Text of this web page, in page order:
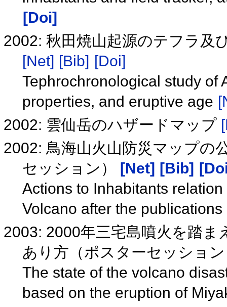
[Doi]
2002: 秋田焼山起源のテフラ及
[Net] [Bib] [Doi]
Tephrochronological study of
properties, and eruptive age
2002: 雲仙岳のハザードマップ
2002: 鳥海山火山防災マップの
セッション）
[Net] [Bib]
Actions to Inhabitants
Volcano after the publications
2003: 2000年三宅島噴火を踏
あり方（ポスターセッショ
The state of the volcano
based on the eruption of